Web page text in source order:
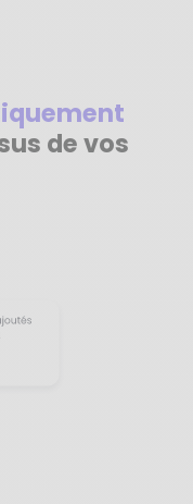
de vos